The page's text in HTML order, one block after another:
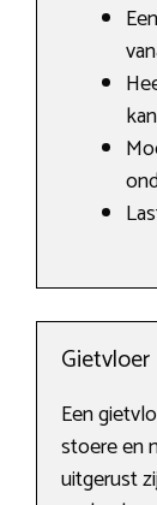
Een
stoere en
uitgerust